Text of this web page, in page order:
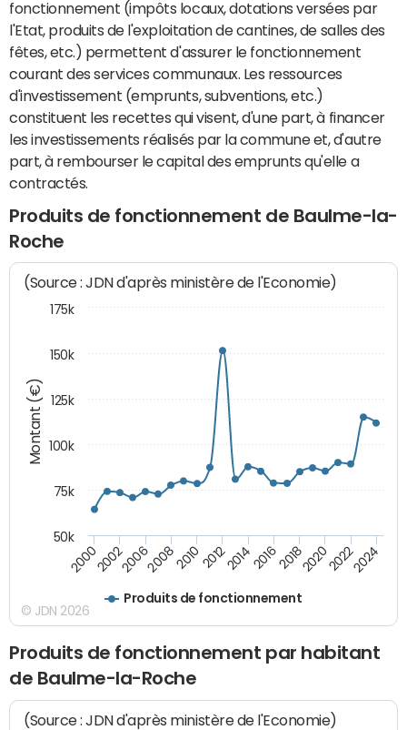
fonctionnement (impôts locaux, dotations versées par
l'Etat, produits de l'exploitation de cantines, de salles des
fêtes, etc.) permettent d'assurer le fonctionnement
courant des services communaux. Les ressources
d'investissement (emprunts, subventions, etc.)
constituent les recettes qui visent, d'une part, à financer
les investissements réalisés par la commune et, d'autre
part, à rembourser le capital des emprunts qu'elle a
contractés.
Produits de fonctionnement de Baulme-la-
Roche
Montant (€)
(Source : JDN d'après ministère de l'Economie)
Produits de fonctionnement
200020022006200820102012201420162018202020222024
50k
75k
100k
125k
150k
175k
© JDN 2026
Produits de fonctionnement par habitant
de Baulme-la-Roche
(Source : JDN d'après ministère de l'Economie)